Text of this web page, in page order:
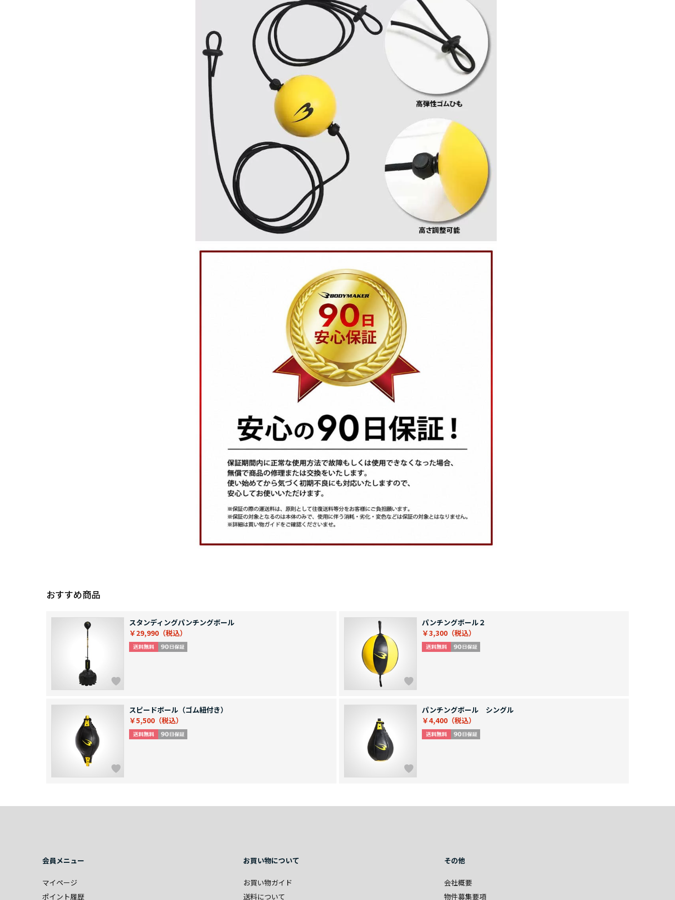
おすすめ商品
スタンディングパンチングボール
￥29,990
パンチングボール２
￥3,300
スピードボール（ゴム紐付き）
￥5,500
パンチングボール シングル
￥4,400
会員メニュー
マイページ
ポイント履歴
お買い物について
お買い物ガイド
送料について
その他
会社概要
物件募集要項